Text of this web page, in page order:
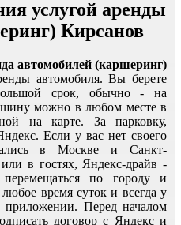
услугой аренды
Кирсанов
автомобилей (каршеринг)
автомобиля. Вы берете
срок, обычно - на
можно в любом месте в
на карте. За парковку,
Если у вас нет своего
в Москве и Санкт-
в гостях, Яндекс-драйв -
по городу и
время суток и всегда у
Перед началом
договор с Яндекс и